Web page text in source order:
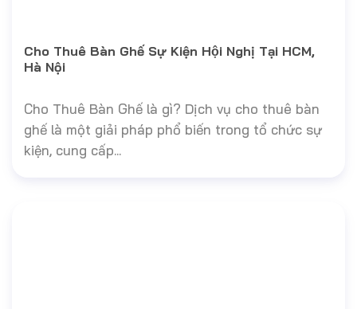
Cho Thuê Bàn Ghế Sự Kiện Hội Nghị Tại HCM,
Hà Nội
Cho Thuê Bàn Ghế là gì? Dịch vụ cho thuê bàn
ghế là một giải pháp phổ biến trong tổ chức sự
kiện, cung cấp...